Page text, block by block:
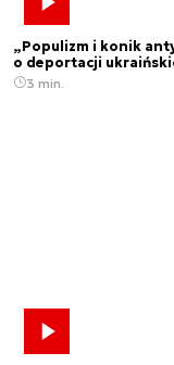
„Populizm i konik
o deportacji
3 min.